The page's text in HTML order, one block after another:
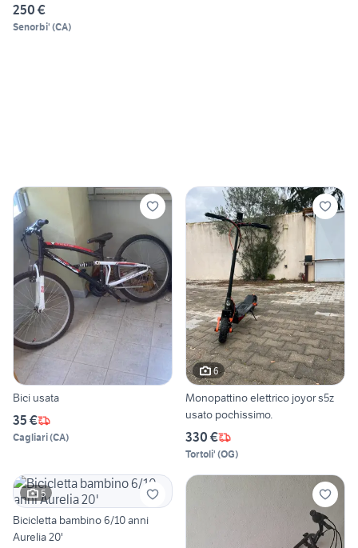
250 €
Senorbi' (CA)
Bici usata
35 €
Cagliari(CA)
6
Monopattino elettrico joyor s5z
usato pochissimo.
330 €
Tortoli' (OG)
5
Bicicletta bambino 6/10 anni
Aurelia 20'